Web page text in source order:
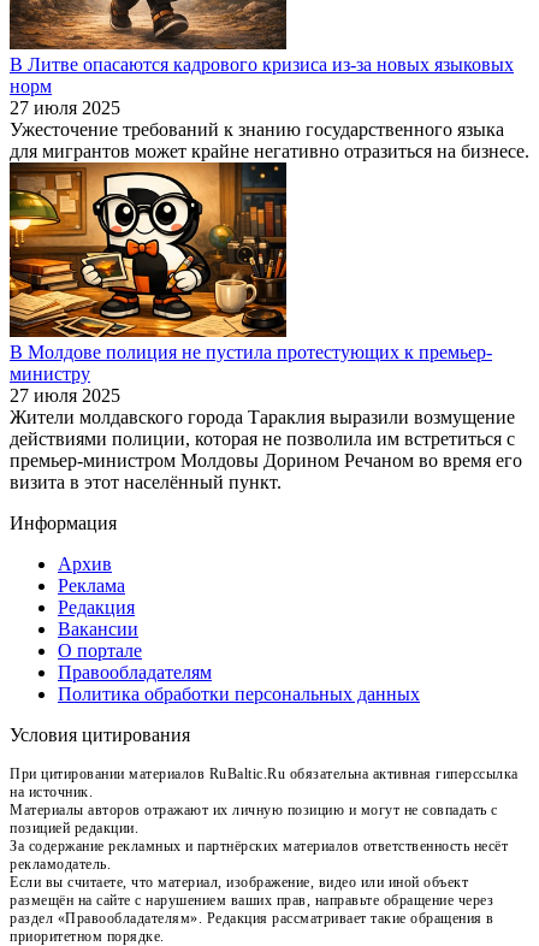
В Литве опасаются кадрового кризиса из-за новых языковых
норм
27 июля 2025
Ужесточение требований к знанию государственного языка
для мигрантов может крайне негативно отразиться на бизнесе.
В Молдове полиция не пустила протестующих к премьер-
министру
27 июля 2025
Жители молдавского города Тараклия выразили возмущение
действиями полиции, которая не позволила им встретиться с
премьер-министром Молдовы Дорином Речаном во время его
визита в этот населённый пункт.
Информация
Архив
Реклама
Редакция
Вакансии
О портале
Правообладателям
Политика обработки персональных данных
Условия цитирования
При цитировании материалов RuBaltic.Ru обязательна активная гиперссылка
на источник.
Материалы авторов отражают их личную позицию и могут не совпадать с
позицией редакции.
За содержание рекламных и партнёрских материалов ответственность несёт
рекламодатель.
Если вы считаете, что материал, изображение, видео или иной объект
размещён на сайте с нарушением ваших прав, направьте обращение через
раздел «Правообладателям». Редакция рассматривает такие обращения в
приоритетном порядке.